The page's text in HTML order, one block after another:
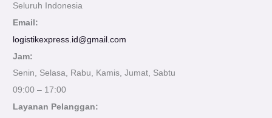
Seluruh Indonesia
Email:
logistikexpress.id@gmail.com
Jam:
Senin, Selasa, Rabu, Kamis, Jumat, Sabtu
09:00 – 17:00
Layanan Pelanggan: